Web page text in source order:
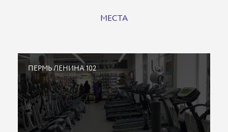
МЕСТА
ПЕРМЬ ЛЕНИНА 102